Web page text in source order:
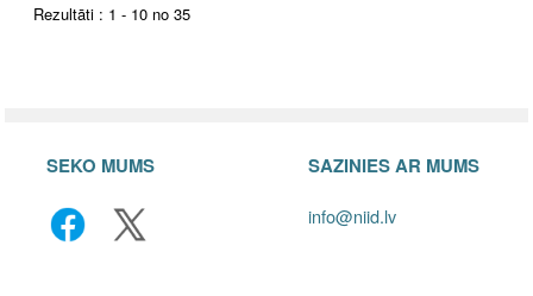
Rezultāti : 1 - 10 no 35
SEKO MUMS SAZINIES AR MUMS
info@niid.lv